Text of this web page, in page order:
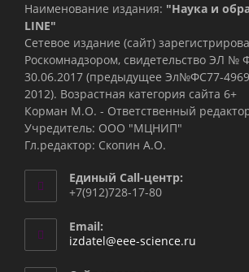
Наименование издания: "Наука и
LINE"
Сетевое издание (сайт)
Роскомнадзором, свидетельство ЭЛ №
30.06.2017 (предыдущее Эл№ФC77-
2012). Возрастная категория сайта 6+
Корман М.О. - Ответственный
Учредитель: ООО "МЦНИП"
Гл.редактор: Скопин А.О.
Единый Call-центр:
+7(912)728-17-80
Email:
izdatel@eee-science.ru